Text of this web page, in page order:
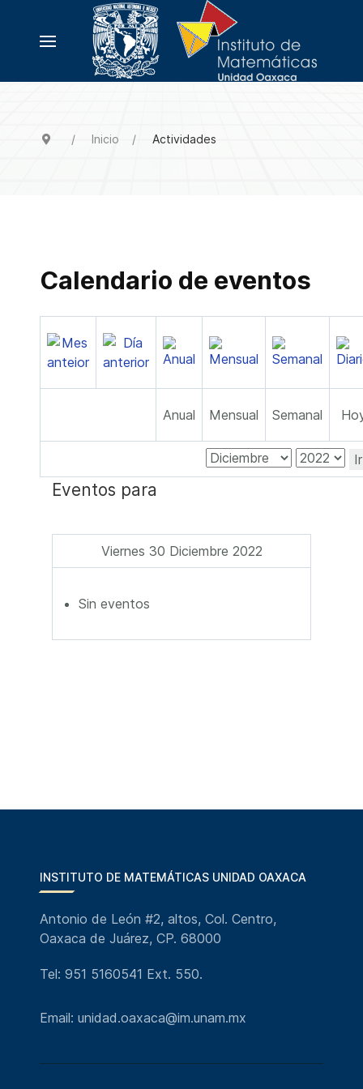
Inicio Actividades
Calendario de eventos
Anual Mensual Semanal
Eventos para
Viernes 30 Diciembre 2022
Sin eventos
INSTITUTO DE MATEMÁTICAS UNIDAD OAXACA
Antonio de León #2, altos, Col. Centro,
Oaxaca de Juárez, CP. 68000
Tel: 951 5160541 Ext. 550.
Email: unidad.oaxaca@im.unam.mx